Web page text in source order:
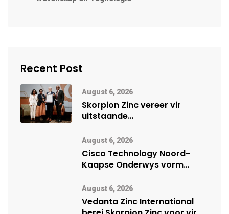
Recent Post
August 6, 2026
Skorpion Zinc vereer vir
uitstaande
Namibië Mynbou Ekspo
August 6, 2026
Cisco Technology Noord-
Kaapse Onderwys vorm
vennootskap
August 6, 2026
Vedanta Zinc International